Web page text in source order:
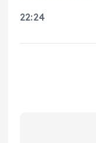
22:24